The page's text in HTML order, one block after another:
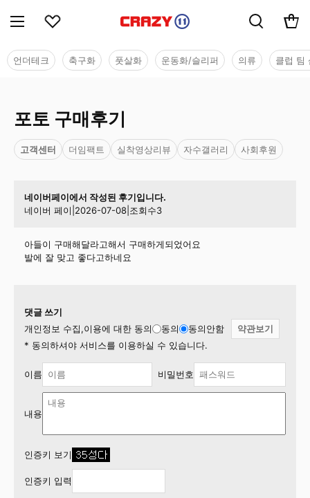
언더테크 축구화 풋살화 운동화/슬리퍼 의류 클럽 팀
포토 구매후기
고객센터 더임팩트 실착영상리뷰 자수갤러리 사회후원
네이버페이에서 작성된 후기입니다.
네이버 페이 2026-07-08 조회수3
아들이 구매해달라고해서 구매하게되었어요
발에 잘 맞고 좋다고하네요
댓글 쓰기
개인정보 수집,이용에 대한 동의
동의 동의안함
약관보기
* 동의하셔야 서비스를 이용하실 수 있습니다.
이름 비밀번호
내용
인증키 보기
인증키 입력